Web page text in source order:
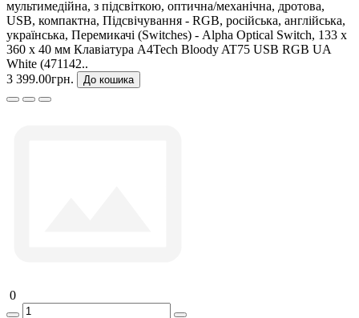
мультимедійна, з підсвіткою, оптична/механічна, дротова,
USB, компактна, Підсвічування - RGB, російська, англійська,
українська, Перемикачі (Switches) - Alpha Optical Switch, 133 х
360 х 40 мм Клавіатура A4Tech Bloody AT75 USB RGB UA
White (471142..
3 399.00грн.
До кошика
0